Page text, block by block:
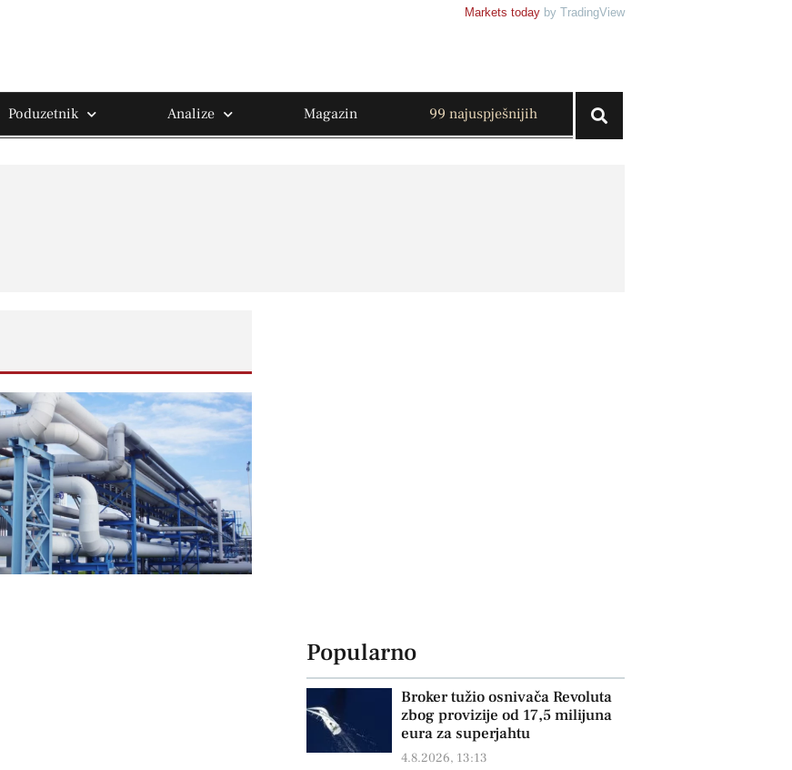
Markets today by TradingView
Poduzetnik Analize Magazin 99 najuspješnijih
Popularno
Broker tužio osnivača Revoluta
zbog provizije od 17,5 milijuna
eura za superjahtu
4.8.2026, 13:13